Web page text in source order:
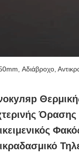
Αδιάβροχο,